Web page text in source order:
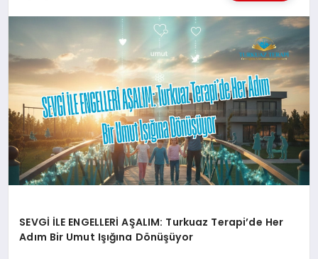
SEVGİ İLE ENGELLERİ AŞALIM: Turkuaz Terapi’de Her
Adım Bir Umut Işığına Dönüşüyor